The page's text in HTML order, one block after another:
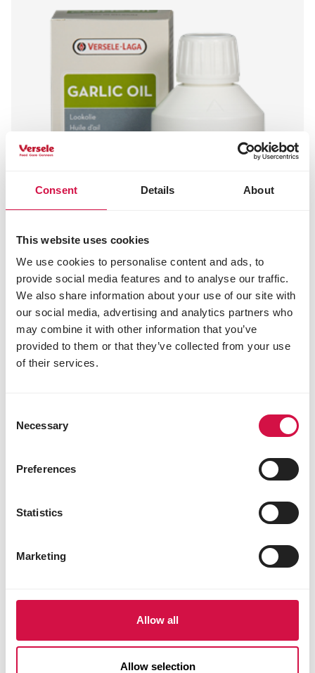
Consent Details About
This website uses cookies
We use cookies to personalise content and ads, to
provide social media features and to analyse our traffic.
We also share information about your use of our site with
our social media, advertising and analytics partners who
may combine it with other information that you’ve
provided to them or that they’ve collected from your use
of their services.
Selection
Necessary
Preferences
Statistics
Marketing
Allow all
Allow selection
Knoblauchöl